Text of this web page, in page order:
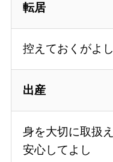
転居
控えておくがよし
出産
身を大切に取扱え
安心してよし